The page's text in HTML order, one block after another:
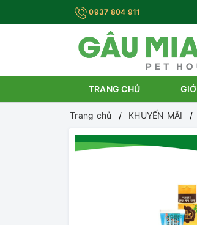
0937 804 911
TRANG CHỦ
Trang chủ KHUYẾN MÃI